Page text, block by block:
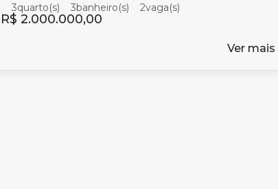
no Fazenda em Itajaí
R$ 2.000.000,00
3 3banheiro(s) 2
Ver mais